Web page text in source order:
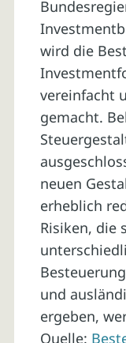
wird die
vereinfacht
gemacht.
neuen
erheblich
Risiken, die
und
ergeben,
Quelle: